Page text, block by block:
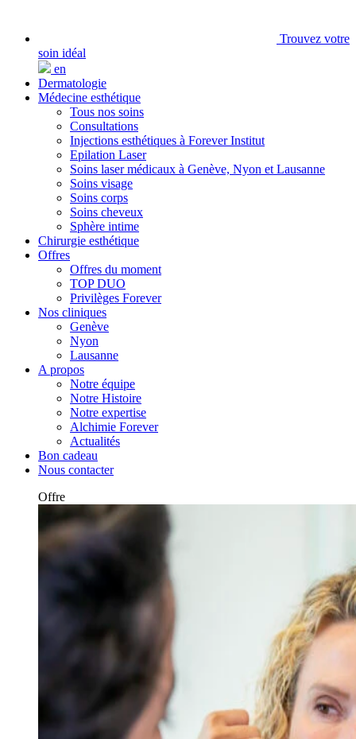
Trouvez votre
soin idéal
en
Dermatologie
Médecine esthétique
Tous nos soins
Consultations
Injections esthétiques à Forever Institut
Epilation Laser
Soins laser médicaux à Genève, Nyon et Lausanne
Soins visage
Soins corps
Soins cheveux
Sphère intime
Chirurgie esthétique
Offres
Offres du moment
TOP DUO
Privilèges Forever
Nos cliniques
Genève
Nyon
Lausanne
A propos
Notre équipe
Notre Histoire
Notre expertise
Alchimie Forever
Actualités
Bon cadeau
Nous contacter
Offre